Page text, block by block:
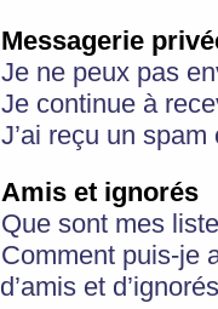
Messagerie
Je ne peux pas
Je continue à
J’ai reçu un
Amis et ignorés
Que sont mes
Comment puis-je
d’amis et